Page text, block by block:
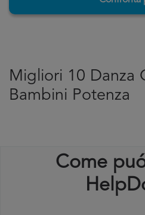
Migliori 10 Danza
Bambini Potenza
Come